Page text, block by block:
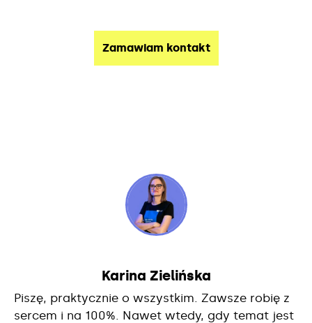
Karina Zielińska
Piszę, praktycznie o wszystkim. Zawsze robię z
sercem i na 100%. Nawet wtedy, gdy temat jest